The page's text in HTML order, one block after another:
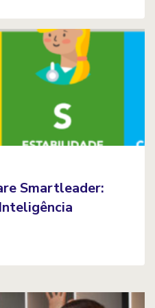
Smartleader: